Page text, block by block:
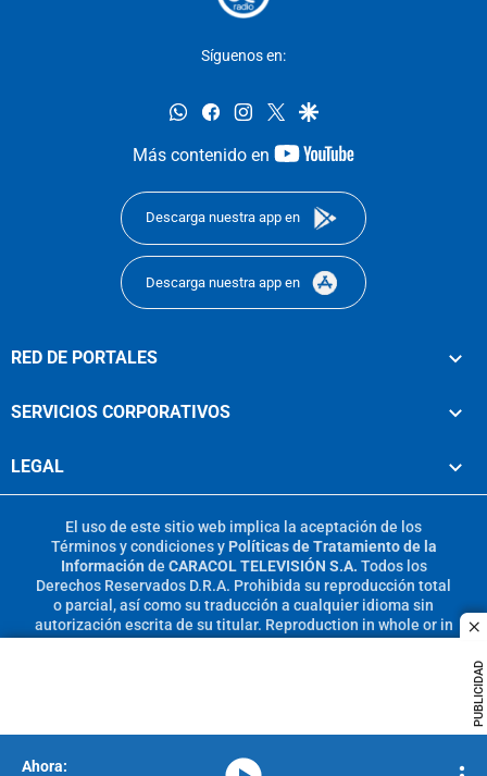
PUBLICIDAD
Síguenos en:
whatsappfacebookinstagram
twittergoogle
Más contenido en
youtube-
Descarga nuestra app en
Descarga nuestra app en
RED DE PORTALES
SERVICIOS CORPORATIVOS
LEGAL
El uso de este sitio web implica la aceptación de los
Términos y condicionesy Políticas de Tratamiento de la
Información de CARACOL TELEVISIÓN S.A. Todos los
Derechos Reservados D.R.A. Prohibida su reproducción total
o parcial, así como su traducción a cualquier idioma sin
autorización escrita de su titular. Reproduction in whole or in